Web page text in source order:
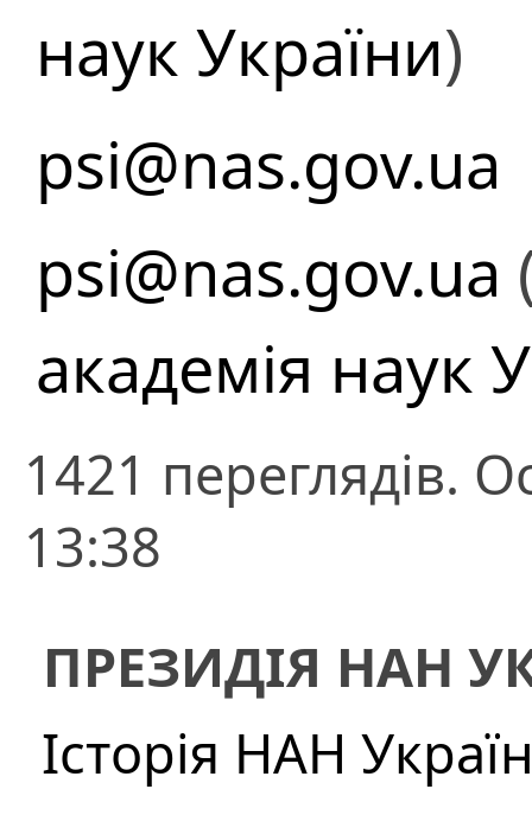
наук України)
psi@nas.gov.ua
psi@nas.gov.ua
академія наук
1421 переглядів.
13:38
ПРЕЗИДІЯ НАН
Історія НАН